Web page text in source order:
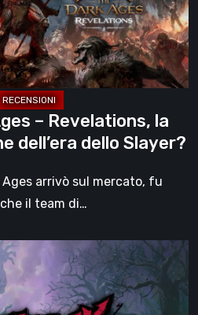
– Revelations, la
dell’era dello Slayer?
Ages arrivò sul mercato, fu
il team di…